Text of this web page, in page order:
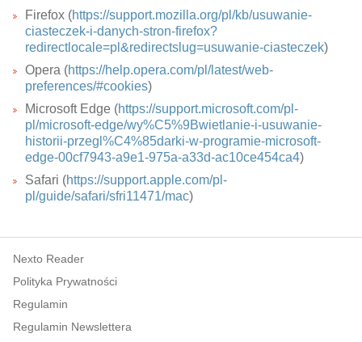
Firefox (https://support.mozilla.org/pl/kb/usuwanie-
ciasteczek-i-danych-stron-firefox?
redirectlocale=pl&redirectslug=usuwanie-ciasteczek)
Opera (https://help.opera.com/pl/latest/web-
preferences/#cookies)
Microsoft Edge (https://support.microsoft.com/pl-
pl/microsoft-edge/wy%C5%9Bwietlanie-i-usuwanie-
historii-przegl%C4%85darki-w-programie-microsoft-
edge-00cf7943-a9e1-975a-a33d-ac10ce454ca4)
Safari (https://support.apple.com/pl-
pl/guide/safari/sfri11471/mac)
Nexto Reader
Polityka Prywatności
Regulamin
Regulamin Newslettera